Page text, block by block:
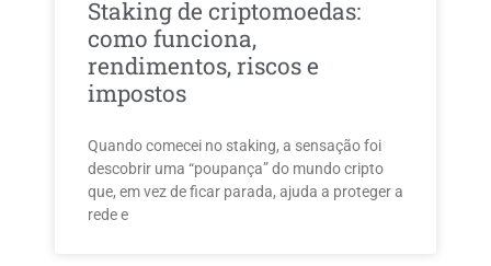
Staking de criptomoedas:
como funciona,
rendimentos, riscos e
impostos
Quando comecei no staking, a sensação foi
descobrir uma “poupança” do mundo cripto
que, em vez de ficar parada, ajuda a proteger a
rede e